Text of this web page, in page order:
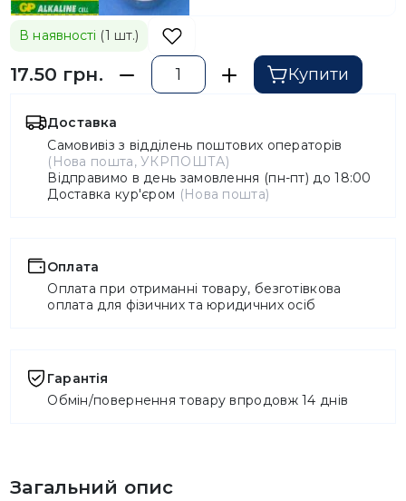
В наявності (1 шт.)
17.50 грн. Купити
Доставка
Самовивіз з відділень поштових операторів
(Нова пошта, УКРПОШТА)
Відправимо в день замовлення (пн-пт) до 18:00
Доставка кур'єром (Нова пошта)
Оплата
Оплата при отриманні товару, безготівкова
оплата для фізичних та юридичних осіб
Гарантія
Обмін/повернення товару впродовж 14 днів
Загальний опис